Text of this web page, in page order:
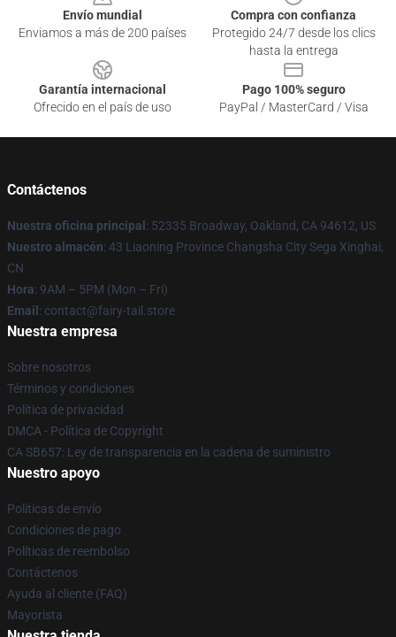
Envío mundial
Enviamos a más de 200 países
Compra con confianza
Protegido 24/7 desde los clics
hasta la entrega
Garantía internacional
Ofrecido en el país de uso
Pago 100% seguro
PayPal / MasterCard / Visa
Contáctenos
Nuestra oficina principal : 52335 Broadway, Oakland, CA 94612, US
Nuestro almacén: 43 Liaoning Province Changsha City Sega Xinghai,
CN
Hora: 9AM – 5PM (Mon – Fri)
Email : contact@fairy-tail.store
Nuestra empresa
Sobre nosotros
Términos y condiciones
Política de privacidad
DMCA - Política de Copyright
CA SB657: Ley de transparencia en la cadena de suministro
Nuestro apoyo
Políticas de envío
Condiciones de pago
Políticas de reembolso
Contáctenos
Ayuda al cliente (FAQ)
Mayorista